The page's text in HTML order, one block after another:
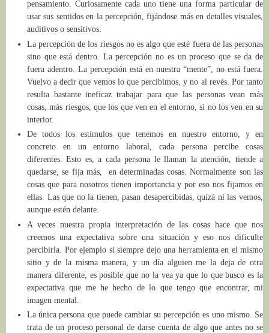
pensamiento. Curiosamente cada uno tiene una forma particular de
usar sus sentidos en la percepción, fijándose más en detalles visuales,
auditivos o sensitivos.
La percepción de los riesgos no es algo que esté fuera de las personas
sino que está dentro. La percepción no es un proceso que se da de
fuera adentro. La percepción está en nuestra “mente”, no está fuera.
Vuelvo a decir que vemos lo que percibimos, y no al revés. Por tanto
resulta bastante ineficaz trabajar para que las personas vean más
cosas, más riesgos, que los que ven en el entorno, si no los ven en su
interior.
De todos los estímulos que tenemos en nuestro entorno, y en
concreto en un entorno laboral, cada persona percibe cosas
diferentes. Esto es, a cada persona le llaman la atención, tiende a
quedarse, se fija más, en determinadas cosas. Normalmente son las
cosas que para nosotros tienen importancia y por eso nos fijamos en
ellas. Las que no la tienen, pasan desapercibidas, quizá ni las vemos,
aunque estén delante.
A veces nuestra propia interpretación de las cosas hace que nos
creemos una expectativa sobre una situación y eso nos dificulte
percibirla. Por ejemplo si siempre dejo una herramienta en el mismo
sitio y de la misma manera, y un día alguien me la deja de otra
manera diferente, es posible que no la vea ya que lo que busco es la
expectativa que me he hecho de lo que tengo que encontrar, mi
imagen mental.
La única persona que puede cambiar su percepción es uno mismo. Se
trata de un proceso personal de darse cuenta de algo que antes no se